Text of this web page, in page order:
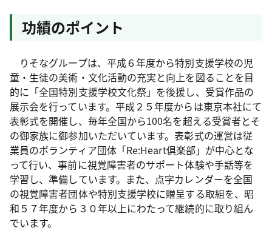
功績のポイント
りそなグループは、平成６年度から特別支援学校の児
童・生徒の美術・文化活動の充実と向上を図ることを目
的に「全国特別支援学校文化祭」を後援し、受賞作品の
展示会を行っています。平成２５年度からは東京本社にて
表彰式を開催し、毎年全国から100名を超える受賞者とそ
の御家族に御参加いただいています。表彰式の運営は従
業員のボランティア団体「Re:Heart倶楽部」が中心とな
って行い、事前に視覚障害者のサポート体験や手話等を
学習し、準備しています。また、点字カレンダーを全国
の視覚障害者団体や特別支援学校に贈呈する取組を、昭
和５７年度から３０年以上にわたって継続的に取り組ん
でいます。